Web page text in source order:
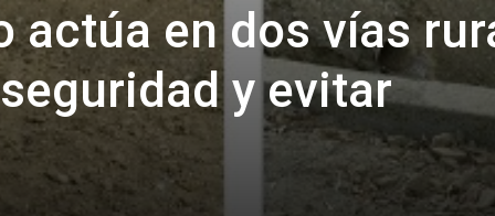
actúa en dos vías
y evitar